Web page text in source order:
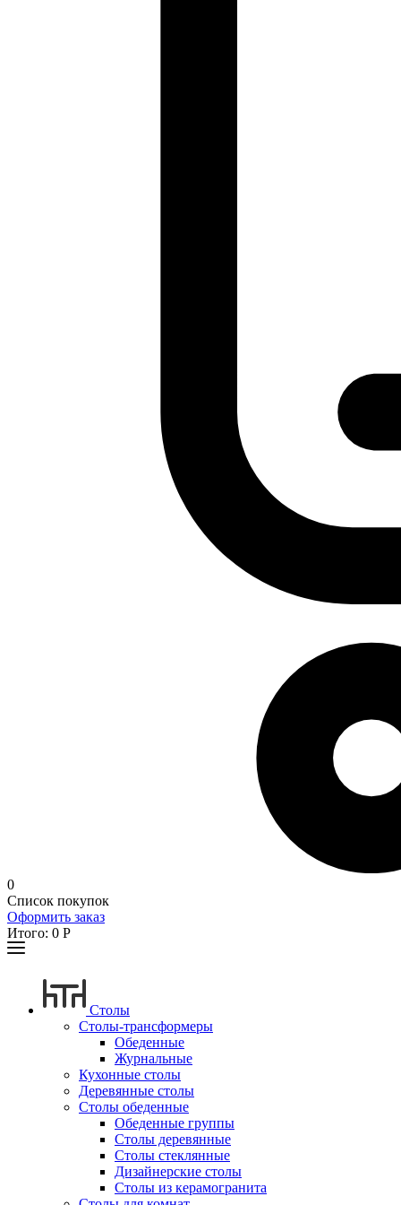
0
Список покупок
Оформить заказ
Итого: 0 Р
Столы
Столы-трансформеры
Обеденные
Журнальные
Кухонные столы
Деревянные столы
Столы обеденные
Обеденные группы
Столы деревянные
Столы стеклянные
Дизайнерские столы
Столы из керамогранита